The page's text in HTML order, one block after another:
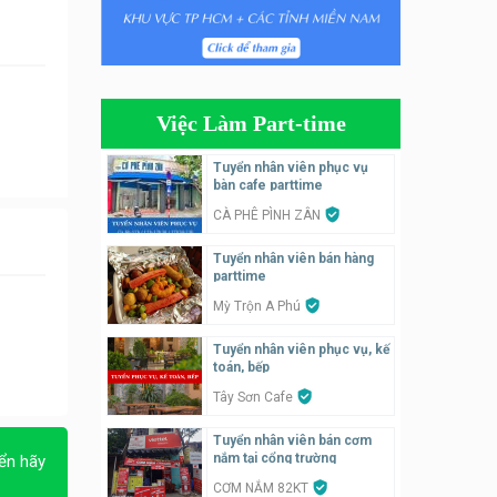
hãy
Tuyển nhân viên đóng gói
partime, fulltime
khu vui chơi parttime linh
động
Khu vui chơi May Town
giữ xe parttime – Kibo Kid
Tuyển nhân viên edit ảnh,
video parttime
Công ty
Tuyển nhân viên tiếp thực,
phục vụ bàn
Nhà hàng Phủi Quán
Việc Làm Part-time
Tuyển nhân viên phục vụ
bàn cafe parttime
CÀ PHÊ PÌNH ZÂN
Tuyển nhân viên bán hàng
parttime
Mỳ Trộn A Phú
Tuyển nhân viên phục vụ, kế
toán, bếp
Tây Sơn Cafe
Tuyển nhân viên bán cơm
nắm tại cổng trường
CƠM NẮM 82KT